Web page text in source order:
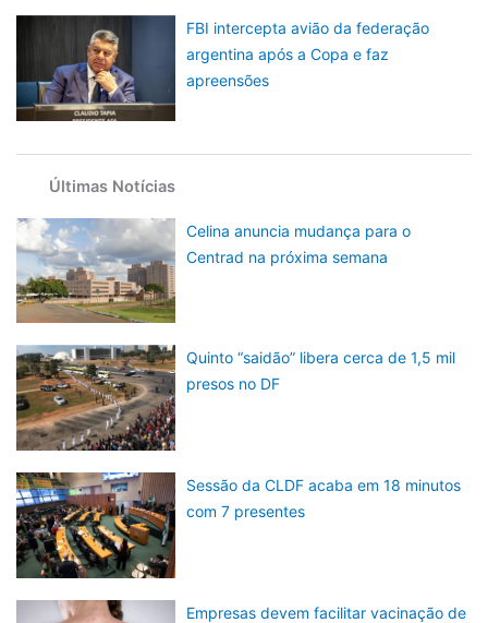
FBI intercepta avião da federação
argentina após a Copa e faz
apreensões
Últimas Notícias
Celina anuncia mudança para o
Centrad na próxima semana
Quinto “saidão” libera cerca de 1,5 mil
presos no DF
Sessão da CLDF acaba em 18 minutos
com 7 presentes
Empresas devem facilitar vacinação de